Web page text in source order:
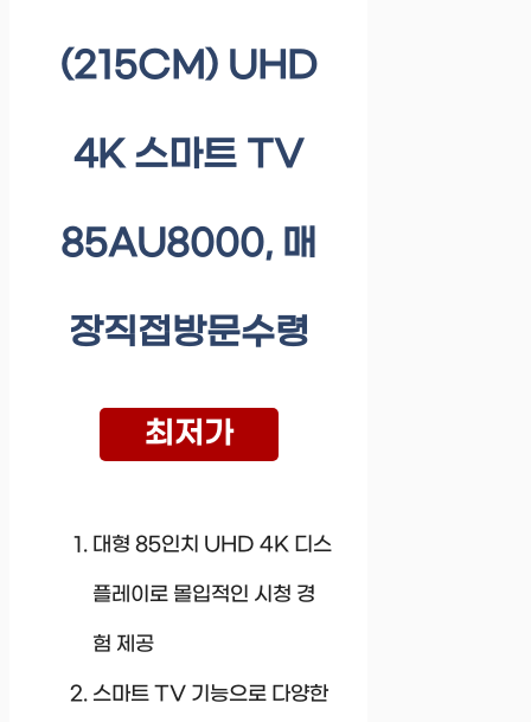
(215CM) UHD
4K 스마트 TV
85AU8000, 매
장직접방문수령
최저가
대형 85인치 UHD 4K 디스
플레이로 몰입적인 시청 경
험 제공
스마트 TV 기능으로 다양한